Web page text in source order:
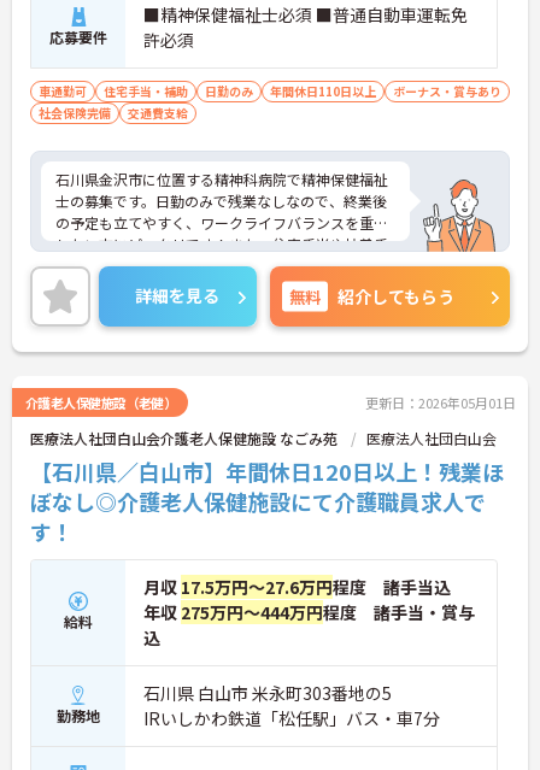
応募要件
■精神保健福祉士必須 ■普通自動車運転免
許必須
車通勤可 住宅手当・補助 日勤のみ 年間休日110日以上
ボーナス・賞与あり
社会保険完備
交通費支給
石川県金沢市に位置する精神科病院で精神保健福祉
士の募集です。日勤のみで残業なしなので、終業後
の予定も立てやすく、ワークライフバランスを重視
したい方にピッタリです！また、住宅手当や扶養手
当など手当充実♪収入面も安心です！ご興味のある
方はご面接のポイントお伝えしますのでご気軽にお
問い合わせください。
詳細を見る 無料 紹介してもらう
介護老人保健施設（老健） 更新日：2026年05月01日
医療法人社団白山会介護老人保健施設 なごみ苑 医療法人社団白山会
【石川県／白山市】年間休日120日以上！残業ほ
ぼなし◎介護老人保健施設にて介護職員求人で
す！
給料
月収 17.5万円～27.6万円程度 諸手当込
年収 275万円～444万円程度 諸手当・賞与
込
勤務地
石川県 白山市 米永町303番地の5
IRいしかわ鉄道「松任駅」バス・車7分